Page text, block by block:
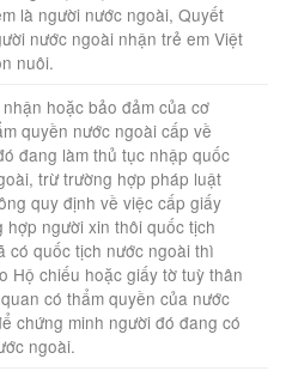
là người nước ngoài, Quyết
nước ngoài nhận trẻ em Việt
nuôi.
hoặc bảo đảm của cơ
quyền nước ngoài cấp về
đang làm thủ tục nhập quốc
trừ trường hợp pháp luật
quy định về việc cấp giấy
hợp người xin thôi quốc tịch
có quốc tịch nước ngoài thì
Hộ chiếu hoặc giấy tờ tuỳ thân
có thẩm quyền của nước
chứng minh người đó đang có
ngoài.